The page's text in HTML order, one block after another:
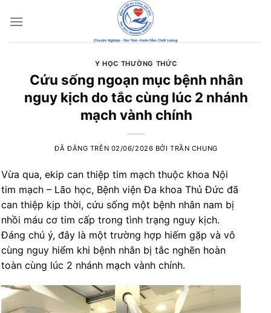
đến
Y HỌC THƯỜNG THỨC
Cứu sống ngoạn mục bệnh nhân
nguy kịch do tắc cùng lúc 2 nhánh
mạch vành chính
ĐÃ ĐĂNG TRÊN 02/06/2026 BỞITRẦN CHUNG
Vừa qua, ekip can thiệp tim mạch thuộc khoa Nội
tim mạch – Lão học, Bệnh viện Đa khoa Thủ Đức đã
can thiệp kịp thời, cứu sống một bệnh nhân nam bị
nhồi máu cơ tim cấp trong tình trạng nguy kịch.
Đáng chú ý, đây là một trường hợp hiếm gặp và vô
cùng nguy hiểm khi bệnh nhân bị tắc nghẽn hoàn
toàn cùng lúc 2 nhánh mạch vành chính.